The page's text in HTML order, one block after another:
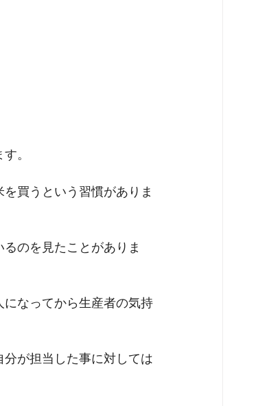
。
買うという習慣がありま
のを見たことがありま
なってから生産者の気持
が担当した事に対しては